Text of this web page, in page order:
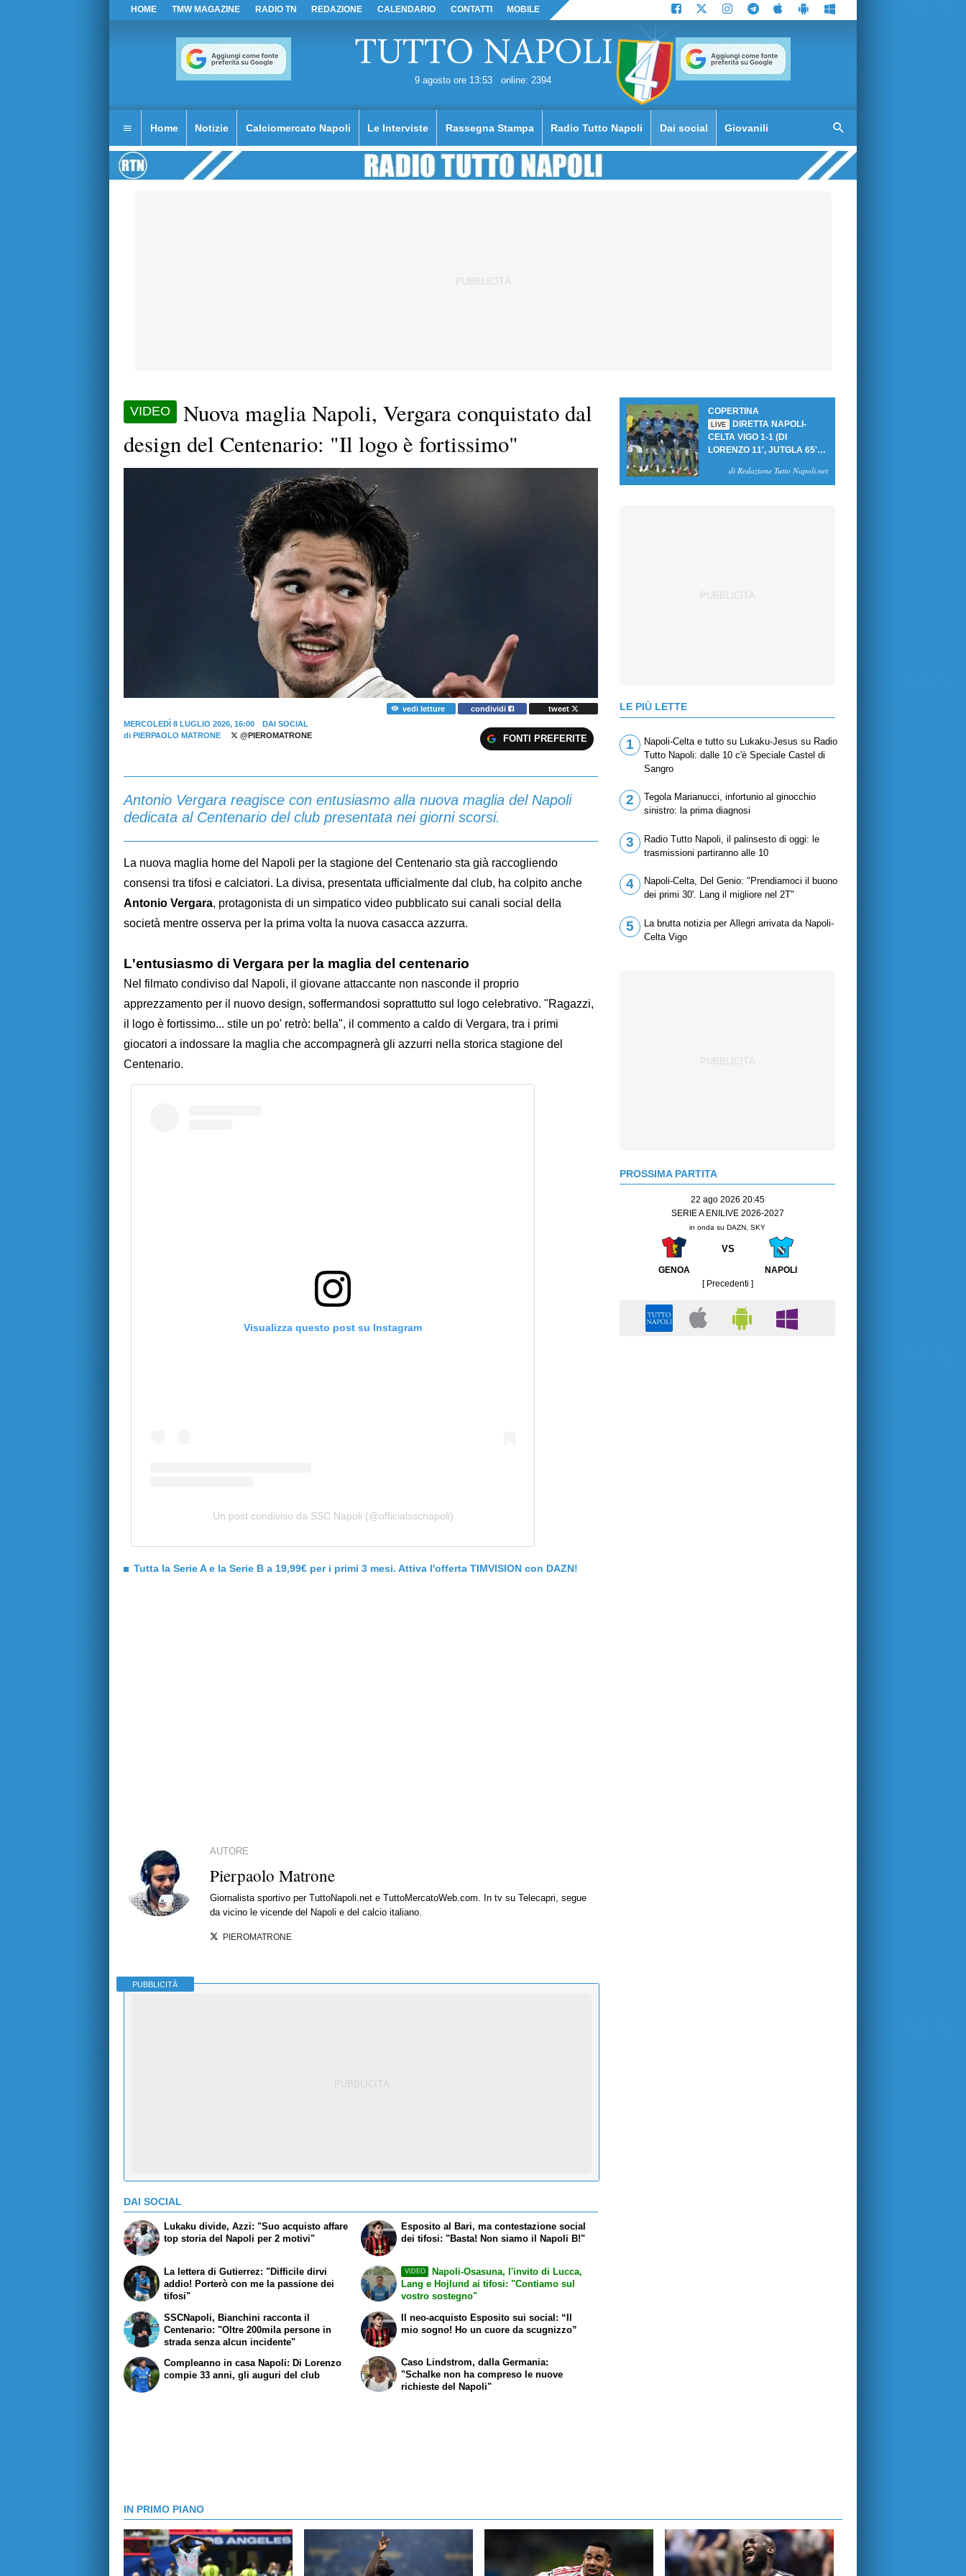
HOME TMW MAGAZINE RADIO TN REDAZIONE CALENDARIO CONTATTI MOBILE
9 agosto ore 13:53 online: 2394
Home Notizie Calciomercato Napoli Le Interviste Rassegna Stampa Radio Tutto Napoli Dai social Giovanili
VIDEO
Nuova maglia Napoli, Vergara conquistato dal
design del Centenario: "Il logo è fortissimo"
vedi letture condividi
tweet
MERCOLEDÌ 8 LUGLIO 2026, 16:00
DAI SOCIAL
di PIERPAOLO MATRONE @PIEROMATRONE FONTI PREFERITE
Antonio Vergara reagisce con entusiasmo alla nuova maglia del Napoli
dedicata al Centenario del club presentata nei giorni scorsi.
La nuova maglia home del Napoli per la stagione del Centenario sta già raccogliendo
consensi tra tifosi e calciatori. La divisa, presentata ufficialmente dal club, ha colpito anche
Antonio Vergara, protagonista di un simpatico video pubblicato sui canali social della
società mentre osserva per la prima volta la nuova casacca azzurra.
L'entusiasmo di Vergara per la maglia del centenario
Nel filmato condiviso dal Napoli, il giovane attaccante non nasconde il proprio
apprezzamento per il nuovo design, soffermandosi soprattutto sul logo celebrativo. "Ragazzi,
il logo è fortissimo... stile un po' retrò: bella", il commento a caldo di Vergara, tra i primi
giocatori a indossare la maglia che accompagnerà gli azzurri nella storica stagione del
Centenario.
Visualizza questo post su Instagram
Un post condiviso da SSC Napoli (@officialsscnapoli)
Tutta la Serie A e la Serie B a 19,99€ per i primi 3 mesi. Attiva l'offerta TIMVISION con DAZN!
AUTORE
Pierpaolo Matrone
Giornalista sportivo per TuttoNapoli.net e TuttoMercatoWeb.com. In tv su Telecapri, segue
da vicino le vicende del Napoli e del calcio italiano.
PIEROMATRONE
PUBBLICITÀ
DAI SOCIAL
Lukaku divide, Azzi: "Suo acquisto affare
top storia del Napoli per 2 motivi"
La lettera di Gutierrez: "Difficile dirvi
addio! Porterò con me la passione dei
tifosi"
Esposito al Bari, ma contestazione social
dei tifosi: "Basta! Non siamo il Napoli B!"
VIDEO
Napoli-Osasuna, l'invito di Lucca,
Lang e Hojlund ai tifosi: "Contiamo sul
vostro sostegno"
SSCNapoli, Bianchini racconta il
Centenario: "Oltre 200mila persone in
strada senza alcun incidente"
Compleanno in casa Napoli: Di Lorenzo
compie 33 anni, gli auguri del club
Il neo-acquisto Esposito sui social: “Il
mio sogno! Ho un cuore da scugnizzo”
Caso Lindstrom, dalla Germania:
"Schalke non ha compreso le nuove
richieste del Napoli"
COPERTINA
LIVE
DIRETTA NAPOLI-
CELTA VIGO 1-1 (DI
LORENZO 11', JUTGLA 65'):
BRUYNE NEGA LA
di Redazione Tutto Napoli.net
LE PIÙ LETTE
1
Napoli-Celta e tutto su Lukaku-Jesus su Radio
Tutto Napoli: dalle 10 c'è Speciale Castel di
Sangro
2
Tegola Marianucci, infortunio al ginocchio
sinistro: la prima diagnosi
3
Radio Tutto Napoli, il palinsesto di oggi: le
trasmissioni partiranno alle 10
4
Napoli-Celta, Del Genio: "Prendiamoci il buono
dei primi 30'. Lang il migliore nel 2T"
5
La brutta notizia per Allegri arrivata da Napoli-
Celta Vigo
PROSSIMA PARTITA
22 ago 2026 20:45
SERIE A ENILIVE 2026-2027
in onda su DAZN, SKY
VS
GENOA
NAPOLI
[ Precedenti ]
IN PRIMO PIANO